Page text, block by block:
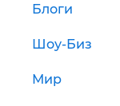
Блоги
Шоу-Биз
Мир